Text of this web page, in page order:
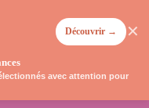
avec attention pour
Découvrir → ✕